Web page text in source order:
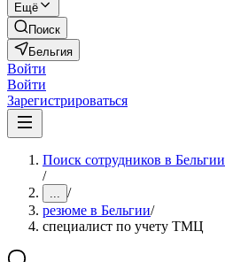
Ещё
Поиск
Бельгия
Войти
Войти
Зарегистрироваться
Поиск сотрудников в Бельгии
/
... /
резюме в Бельгии/
специалист по учету ТМЦ